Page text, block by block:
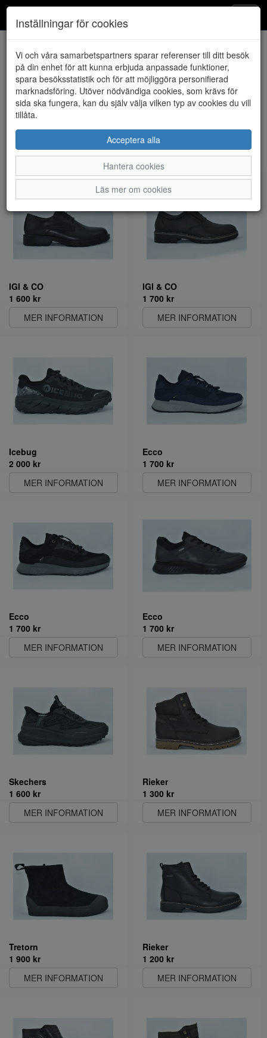
Herr - Vattentät/ Gore-Tex
(56 artiklar)
Sortera efter:
IGI & CO
1 600 kr
MER INFORMATION
IGI & CO
1 700 kr
MER INFORMATION
Icebug
2 000 kr
MER INFORMATION
Ecco
1 700 kr
MER INFORMATION
Ecco
1 700 kr
MER INFORMATION
Ecco
1 700 kr
MER INFORMATION
Skechers
1 600 kr
MER INFORMATION
Rieker
1 300 kr
MER INFORMATION
Tretorn
1 900 kr
MER INFORMATION
Rieker
1 200 kr
MER INFORMATION
Inställningar för cookies
Vi och våra samarbetspartners sparar referenser till ditt besök
på din enhet för att kunna erbjuda anpassade funktioner,
spara besöksstatistik och för att möjliggöra personifierad
marknadsföring. Utöver nödvändiga cookies, som krävs för
sida ska fungera, kan du själv välja vilken typ av cookies du vill
tillåta.
Acceptera alla
Hantera cookies
Läs mer om cookies